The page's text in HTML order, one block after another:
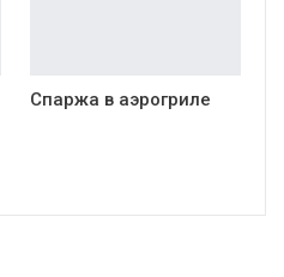
Спаржа в аэрогриле